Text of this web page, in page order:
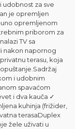
udobnost za sve
je opremljen
opremljenom
priborom za
TV sa
nakon napornog
terasu, koja
i udobnim
spavaćom
i dva kauča ✓
kuhinja (frižider,
terasaDuplex
žele uživati u